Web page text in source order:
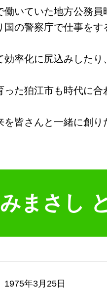
働いていた地方公務
国の警察庁で仕事をす
効率化に尻込みしたり
った狛江市も時代に
を皆さんと一緒に創り
まさし
1975年3月25日